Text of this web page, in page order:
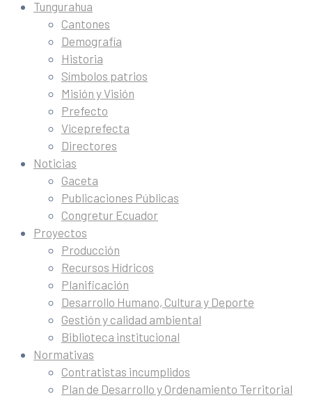
Tungurahua
Cantones
Demografía
Historia
Símbolos patrios
Misión y Visión
Prefecto
Viceprefecta
Directores
Noticias
Gaceta
Publicaciones Públicas
Congretur Ecuador
Proyectos
Producción
Recursos Hídricos
Planificación
Desarrollo Humano, Cultura y Deporte
Gestión y calidad ambiental
Biblioteca institucional
Normativas
Contratistas incumplidos
Plan de Desarrollo y Ordenamiento Territorial